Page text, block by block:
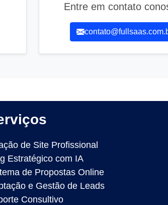
Entre em contato
de Site Profissional
Estratégico com IA
de Propostas Online
e Gestão de Leads
Consultivo